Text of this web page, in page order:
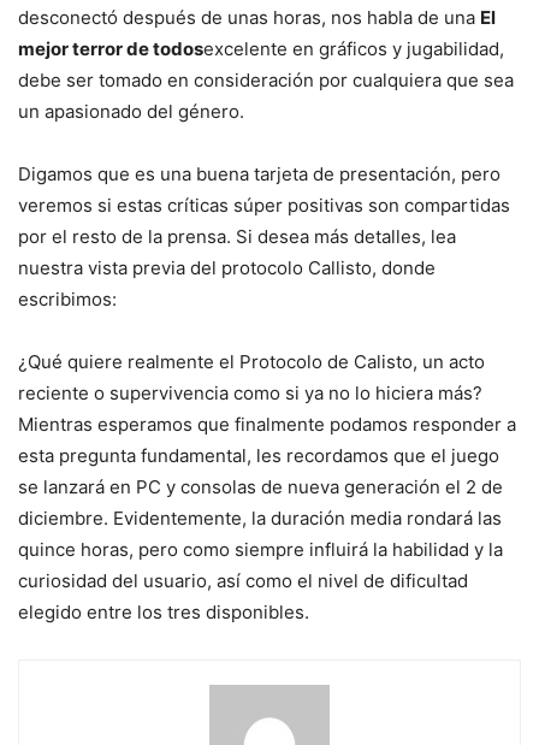
desconectó después de unas horas, nos habla de una El
mejor terror de todosexcelente en gráficos y jugabilidad,
debe ser tomado en consideración por cualquiera que sea
un apasionado del género.
Digamos que es una buena tarjeta de presentación, pero
veremos si estas críticas súper positivas son compartidas
por el resto de la prensa. Si desea más detalles, lea
nuestra vista previa del protocolo Callisto, donde
escribimos:
¿Qué quiere realmente el Protocolo de Calisto, un acto
reciente o supervivencia como si ya no lo hiciera más?
Mientras esperamos que finalmente podamos responder a
esta pregunta fundamental, les recordamos que el juego
se lanzará en PC y consolas de nueva generación el 2 de
diciembre. Evidentemente, la duración media rondará las
quince horas, pero como siempre influirá la habilidad y la
curiosidad del usuario, así como el nivel de dificultad
elegido entre los tres disponibles.